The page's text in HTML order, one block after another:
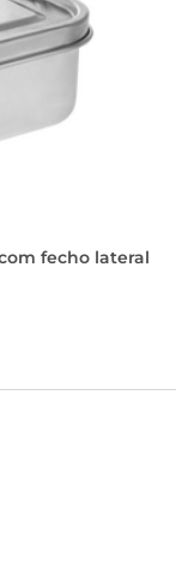
fecho lateral